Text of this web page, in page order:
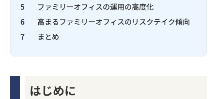
5
ファミリーオフィスの運用の高度化
6
高まるファミリーオフィスのリスクテイク傾向
7
まとめ
はじめに